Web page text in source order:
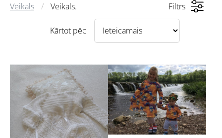
Veikals Veikals. Filtrs
Kārtot pēc